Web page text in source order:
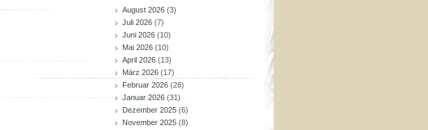
August 2026 (3)
Juli 2026 (7)
Juni 2026 (10)
Mai 2026 (10)
April 2026 (13)
März 2026 (17)
Februar 2026 (28)
Januar 2026 (31)
Dezember 2025 (6)
November 2025 (8)